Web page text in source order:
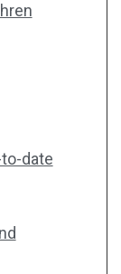
date